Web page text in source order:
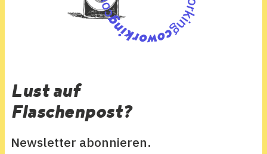
Lust auf
Flaschenpost?
Newsletter abonnieren.